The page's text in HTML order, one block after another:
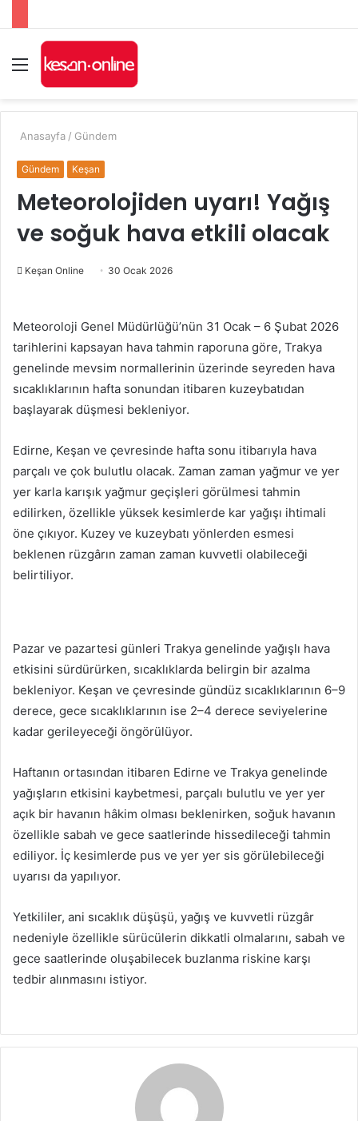
Menü
...
Anasayfa / Gündem
Gündem Keşan
Meteorolojiden uyarı! Yağış
ve soğuk hava etkili olacak
Keşan Online
göndermek
30 Ocak 2026
Meteoroloji Genel Müdürlüğü’nün 31 Ocak – 6 Şubat 2026
tarihlerini kapsayan hava tahmin raporuna göre, Trakya
genelinde mevsim normallerinin üzerinde seyreden hava
sıcaklıklarının hafta sonundan itibaren kuzeybatıdan
başlayarak düşmesi bekleniyor.
Edirne, Keşan ve çevresinde hafta sonu itibarıyla hava
parçalı ve çok bulutlu olacak. Zaman zaman yağmur ve yer
yer karla karışık yağmur geçişleri görülmesi tahmin
edilirken, özellikle yüksek kesimlerde kar yağışı ihtimali
öne çıkıyor. Kuzey ve kuzeybatı yönlerden esmesi
beklenen rüzgârın zaman zaman kuvvetli olabileceği
belirtiliyor.
Pazar ve pazartesi günleri Trakya genelinde yağışlı hava
etkisini sürdürürken, sıcaklıklarda belirgin bir azalma
bekleniyor. Keşan ve çevresinde gündüz sıcaklıklarının 6–9
derece, gece sıcaklıklarının ise 2–4 derece seviyelerine
kadar gerileyeceği öngörülüyor.
Haftanın ortasından itibaren Edirne ve Trakya genelinde
yağışların etkisini kaybetmesi, parçalı bulutlu ve yer yer
açık bir havanın hâkim olması beklenirken, soğuk havanın
özellikle sabah ve gece saatlerinde hissedileceği tahmin
ediliyor. İç kesimlerde pus ve yer yer sis görülebileceği
uyarısı da yapılıyor.
Yetkililer, ani sıcaklık düşüşü, yağış ve kuvvetli rüzgâr
nedeniyle özellikle sürücülerin dikkatli olmalarını, sabah ve
gece saatlerinde oluşabilecek buzlanma riskine karşı
tedbir alınmasını istiyor.